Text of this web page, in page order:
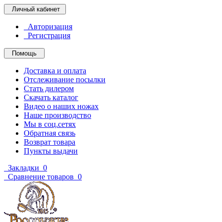
Личный кабинет
Авторизация
Регистрация
Помощь
Доставка и оплата
Отслеживание посылки
Стать дилером
Скачать каталог
Видео о наших ножах
Наше производство
Мы в соц.сетях
Обратная связь
Возврат товара
Пункты выдачи
Закладки 0
Сравнение товаров 0